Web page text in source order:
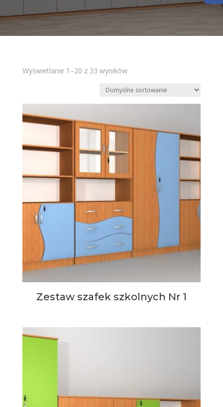
Wyświetlanie 1–20 z 33 wyników
Zestaw szafek szkolnych Nr 1